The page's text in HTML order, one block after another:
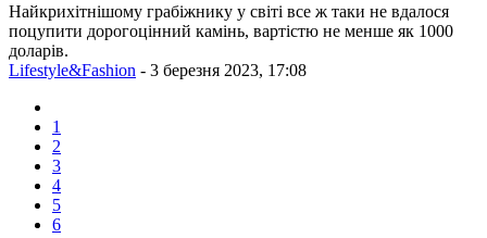
Найкрихітнішому грабіжнику у світі все ж таки не вдалося
поцупити дорогоцінний камінь, вартістю не менше як 1000
доларів.
Lifestyle&Fashion - 3 березня 2023, 17:08
1
2
3
4
5
6